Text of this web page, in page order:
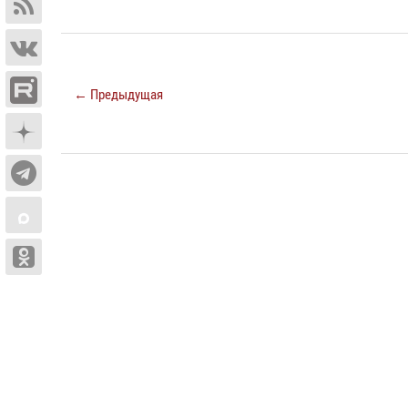
← Предыдущая